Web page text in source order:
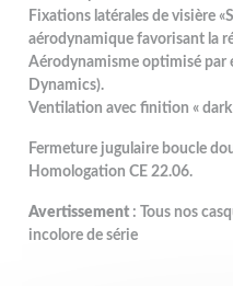
Fixations latérales de visière
aérodynamique favorisant la
Aérodynamisme optimisé par
Dynamics).
Ventilation avec finition « dark
Fermeture jugulaire boucle
Homologation CE 22.06.
Avertissement : Tous nos
incolore de série